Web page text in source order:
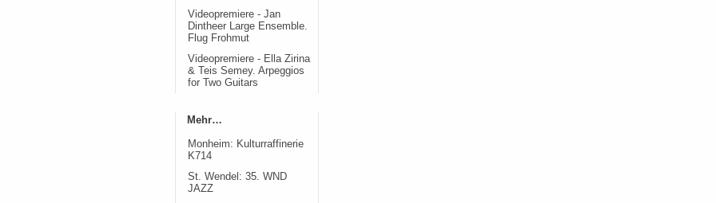
Videopremiere - Jan
Dintheer Large Ensemble.
Flug Frohmut
Videopremiere - Ella Zirina
& Teis Semey. Arpeggios
for Two Guitars
Mehr…
Monheim: Kulturraffinerie
K714
St. Wendel: 35. WND
JAZZ